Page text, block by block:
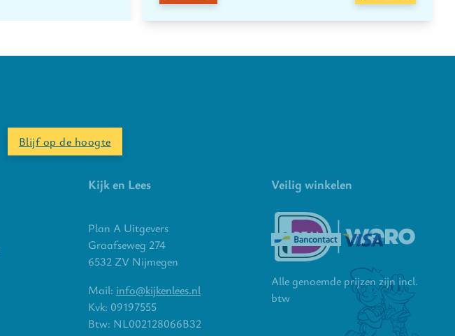
Blijf op de hoogte
Kijk en Lees
Plan A Uitgevers
Graafseweg 274
6532 ZV Nijmegen
Mail: info@kijkenlees.nl
Kvk: 09197555
Btw: NL002128066B32
Veilig winkelen
Alle genoemde prijzen zijn incl.
btw